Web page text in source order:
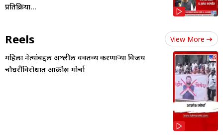
प्रतिक्रिया...
Reels View More
महिला नेत्यांबद्दल अश्लील वक्तव्य करणाऱ्या विजय
चौधरींविरोधात आक्रोश मोर्चा